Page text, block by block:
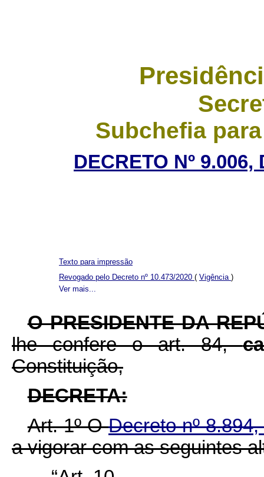
Subchefia
DECRETO Nº
Ver mais...
Texto para impressão
Revogado pelo Decreto nº 10.473/2020 ( Vigência )
O PRESIDENTE DA
lhe confere o art. 84,
Constituição,
DECRETA:
Art. 1º ODecreto nº
a vigorar com as seguintes